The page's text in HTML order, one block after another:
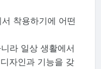
착용하기에 어떤
라 일상 생활에서
자인과 기능을 갖